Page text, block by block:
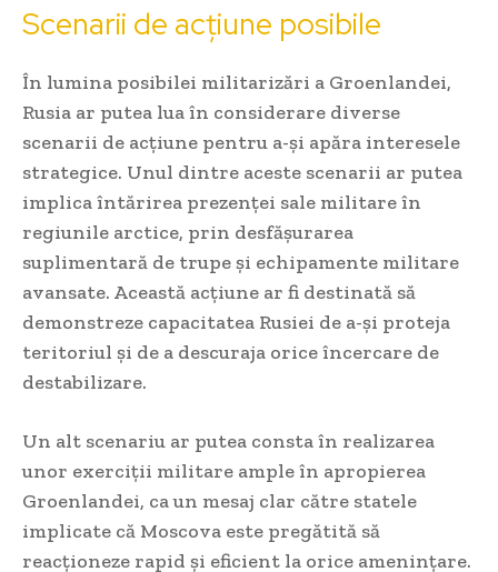
Scenarii de acțiune posibile
În lumina posibilei militarizări a Groenlandei,
Rusia ar putea lua în considerare diverse
scenarii de acțiune pentru a-și apăra interesele
strategice. Unul dintre aceste scenarii ar putea
implica întărirea prezenței sale militare în
regiunile arctice, prin desfășurarea
suplimentară de trupe și echipamente militare
avansate. Această acțiune ar fi destinată să
demonstreze capacitatea Rusiei de a-și proteja
teritoriul și de a descuraja orice încercare de
destabilizare.
Un alt scenariu ar putea consta în realizarea
unor exerciții militare ample în apropierea
Groenlandei, ca un mesaj clar către statele
implicate că Moscova este pregătită să
reacționeze rapid și eficient la orice amenințare.